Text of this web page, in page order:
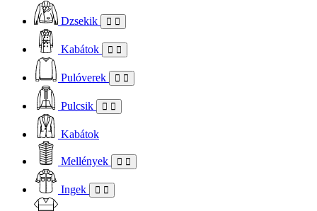
Dzsekik
Kabátok
Pulóverek
Pulcsik
Kabátok
Mellények
Ingek